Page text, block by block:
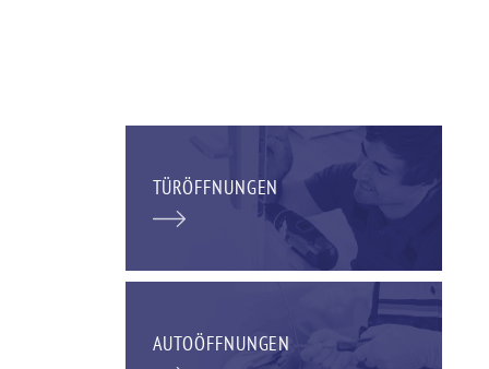
TÜRÖFFNUNGEN
AUTOÖFFNUNGEN